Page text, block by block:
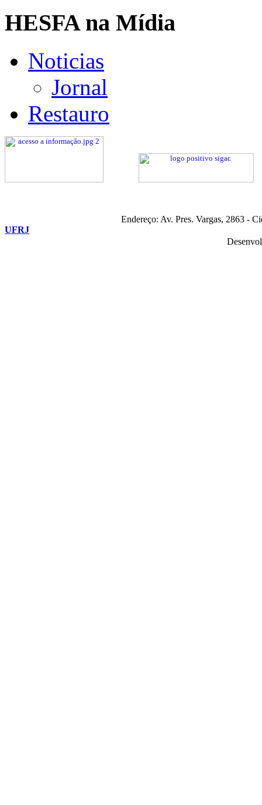
HESFA na Mídia
Noticias
Jornal
Restauro
Endereço: Av. Pres. Vargas, 2863 -
UFRJ